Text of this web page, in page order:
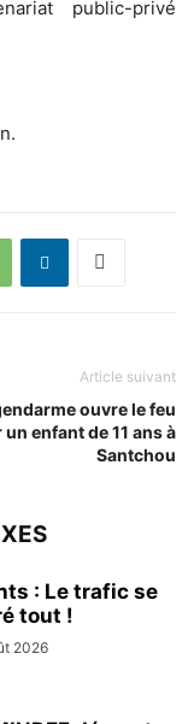
public-privé
Article suivant
ouvre le feu
un enfant de 11 ans à
Santchou
: Le trafic se
tout !
2026